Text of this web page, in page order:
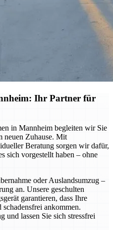
Ihr Partner für
in Mannheim begleiten wir Sie
neuen Zuhause. Mit
Beratung sorgen wir dafür,
sich vorgestellt haben – ohne
oder Auslandsumzug –
an. Unsere geschulten
garantieren, dass Ihre
ankommen.
und lassen Sie sich stressfrei